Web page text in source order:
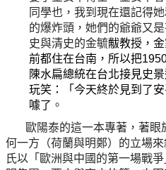
同學也，我到現在還記得
的爆炸頭，她們的爺爺又
史與清史的金毓黻教授，
前都住在台南，所以把
陳水扁總統在台北接見史
玩笑：「今天終於見到了
噱了 。
歐陽泰的這一本專著，著眼
何一方（荷蘭與明鄭）的立場
氏以「歐洲與中國的第一場戰